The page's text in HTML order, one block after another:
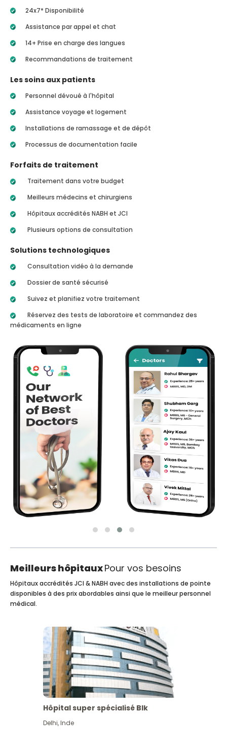
24x7* Disponibilité
Assistance par appel et chat
14+ Prise en charge des langues
Recommandations de traitement
Les soins aux patients
Personnel dévoué à l'hôpital
Assistance voyage et logement
Installations de ramassage et de dépôt
Processus de documentation facile
Forfaits de traitement
Traitement dans votre budget
Meilleurs médecins et chirurgiens
Hôpitaux accrédités NABH et JCI
Plusieurs options de consultation
Solutions technologiques
Consultation vidéo à la demande
Dossier de santé sécurisé
Suivez et planifiez votre traitement
Réservez des tests de laboratoire et commandez des
médicaments en ligne
Meilleurs hôpitauxPour vos besoins
Hôpitaux accrédités JCI & NABH avec des installations de pointe
disponibles à des prix abordables ainsi que le meilleur personnel
médical.
Hôpital super spécialisé Blk
Delhi,Inde